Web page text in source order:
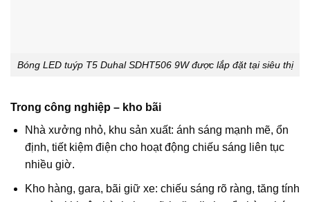
Bóng LED tuýp T5 Duhal SDHT506 9W được lắp đặt tại siêu thị
Trong công nghiệp – kho bãi
Nhà xưởng nhỏ, khu sản xuất: ánh sáng mạnh mẽ, ổn
định, tiết kiệm điện cho hoạt động chiếu sáng liên tục
nhiều giờ.
Kho hàng, gara, bãi giữ xe: chiếu sáng rõ ràng, tăng tính